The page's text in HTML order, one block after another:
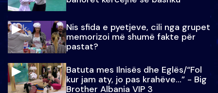
Nis sfida e pyetjeve, cili nga grupet
memorizoi më shumë fakte për
pastat?
Batuta mes Ilnisës dhe Eglës/“Fol
kur jam aty, jo pas krahëve…” - Big
Brother Albania VIP 3